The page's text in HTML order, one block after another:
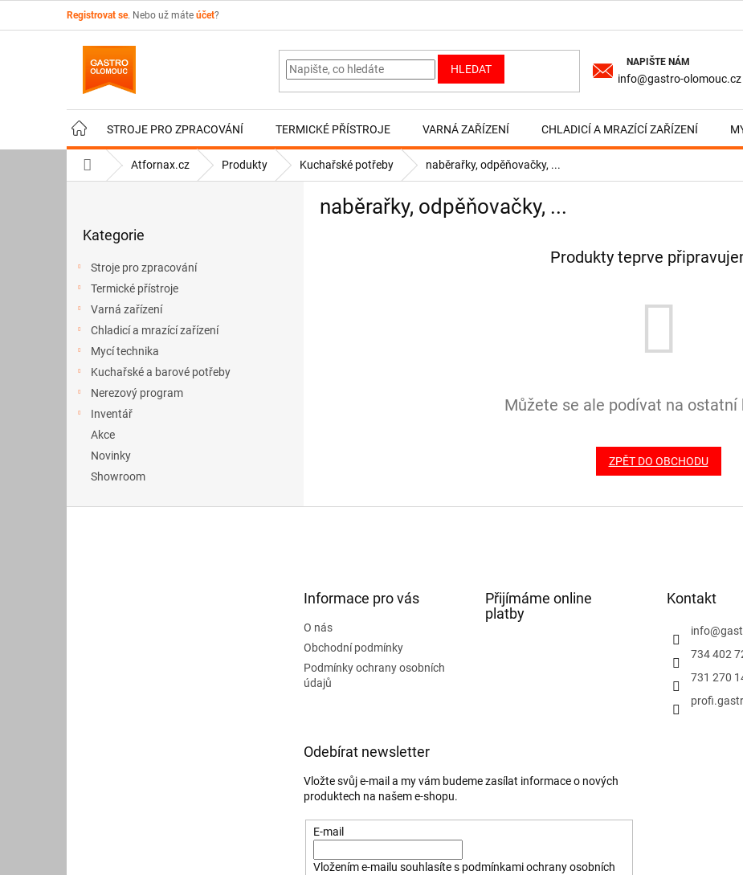
Registrovat se. Nebo už máte účet?
HLEDAT
info@gastro-olomouc.cz
STROJE PRO ZPRACOVÁNÍ TERMICKÉ PŘÍSTROJE VARNÁ ZAŘÍZENÍ CHLADICÍ A MRAZÍCÍ ZAŘÍZENÍ
Domů Atfornax.cz Produkty Kuchařské potřeby naběrařky, odpěňovačky, ...
kategorie
Kategorie
Stroje pro zpracování
Termické přístroje
Varná zařízení
Chladicí a mrazící zařízení
Mycí technika
Kuchařské a barové potřeby
Nerezový program
Inventář
Akce
Novinky
Showroom
naběrařky, odpěňovačky, ...
Produkty teprve
Můžete se ale podívat na ostatní
ZPĚT DO OBCHODU
Informace pro vás
O nás
Obchodní podmínky
Podmínky ochrany osobních
údajů
Přijímáme online
platby
Kontakt
info@
734 402
731 270
Odebírat newsletter
Vložte svůj e-mail a my vám budeme zasílat informace o nových
produktech na našem e-shopu.
E-mail
Vložením e-mailu souhlasíte s podmínkami ochrany osobních